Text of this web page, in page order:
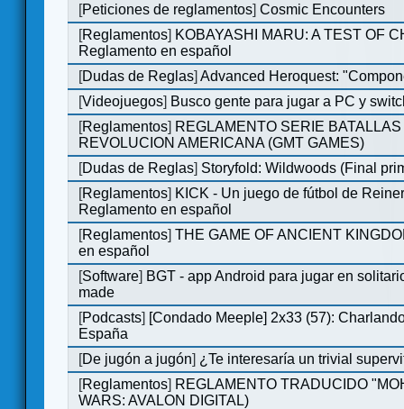
[Peticiones de reglamentos]Cosmic Encounters
[Reglamentos] KOBAYASHI MARU: A TEST OF
Reglamento en español
[Dudas de Reglas]Advanced Heroquest:
[Videojuegos] Busco gente para jugar a PC y
[Reglamentos] REGLAMENTO SERIE
REVOLUCION AMERICANA (GMT GAMES)
[Dudas de Reglas] Storyfold: Wildwoods (Final
[Reglamentos] KICK - Un juego de fútbol de
Reglamento en español
[Reglamentos]THE GAME OF ANCIENT
en español
[Software] BGT - app Android para jugar en
made
[Podcasts] [Condado Meeple] 2x33 (57):
España
[De jugón a jugón] ¿Te interesaría un trivial
[Reglamentos] REGLAMENTO TRADUCIDO
WARS: AVALON DIGITAL)